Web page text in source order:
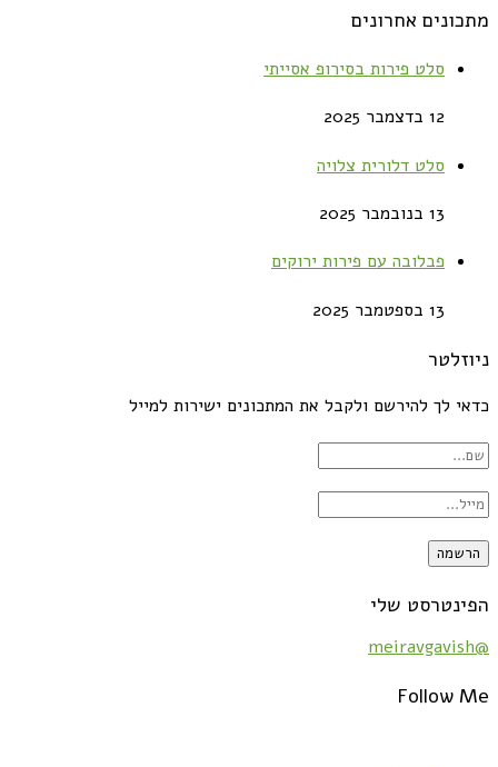
מתכונים אחרונים
סלט פירות בסירופ אסייתי
12 בדצמבר 2025
סלט דלורית צלויה
13 בנובמבר 2025
פבלובה עם פירות ירוקים
13 בספטמבר 2025
ניוזלטר
כדאי לך להירשם ולקבל את המתכונים ישירות למייל
הפינטרסט שלי
@meiravgavish
Follow Me